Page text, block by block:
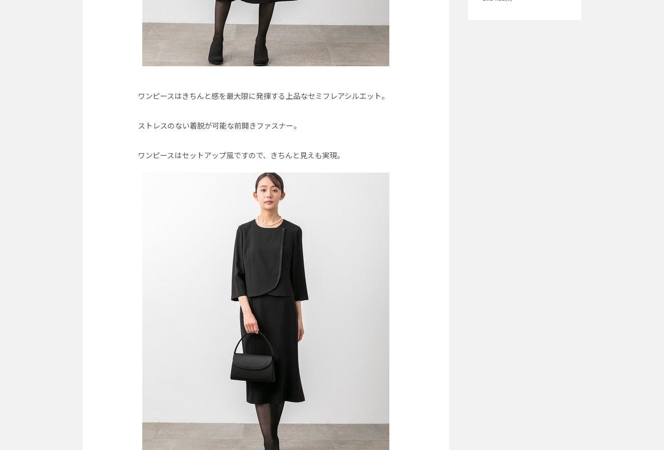
ワンピースはきちんと感を最大限に発揮する上品なセミフレアシルエット。
ストレスのない着脱が可能な前開きファスナー。
ワンピースはセットアップ風ですので、きちんと見えも実現。